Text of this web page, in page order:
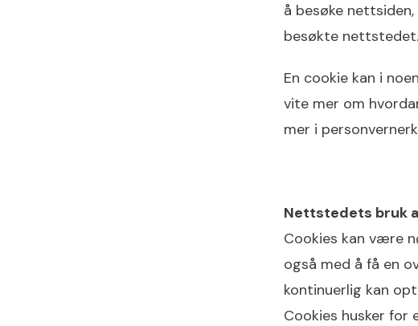
å besøke
besøkte nettstedet.
En cookie kan i
vite mer om
mer i
Nettstedets bruk
Cookies kan være
også med å få en
kontinuerlig kan
Cookies husker for